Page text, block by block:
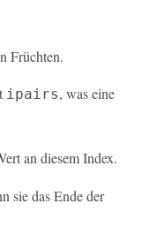
Früchten.
ipairs, was eine
an diesem Index.
sie das Ende der